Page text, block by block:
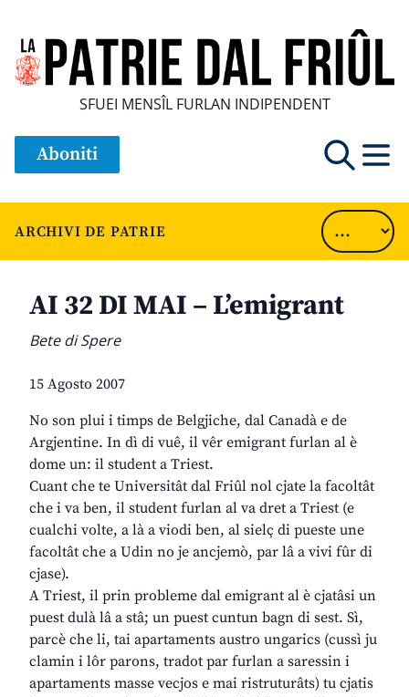
SFUEI MENSÎL FURLAN INDIPENDENT
Aboniti
ARCHIVI DE PATRIE
AI 32 DI MAI – L’emigrant
Bete di Spere
15 Agosto 2007
No son plui i timps de Belgjiche, dal Canadà e de
Argjentine. In dì di vuê, il vêr emigrant furlan al è
dome un: il student a Triest.
Cuant che te Universitât dal Friûl nol cjate la facoltât
che i va ben, il student furlan al va dret a Triest (e
cualchi volte, a là a viodi ben, al sielç di pueste une
facoltât che a Udin no je ancjemò, par lâ a vivi fûr di
cjase).
A Triest, il prin probleme dal emigrant al è cjatâsi un
puest dulà lâ a stâ; un puest cuntun bagn di sest. Sì,
parcè che li, tai apartaments austro ungarics (cussì ju
clamin i lôr parons, tradot par furlan a saressin i
apartaments masse vecjos e mai ristruturâts) tu cjatis